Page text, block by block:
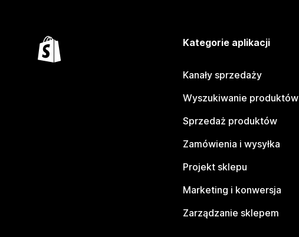
Kategorie aplikacji
Kanały sprzedaży
Wyszukiwanie produktów
Sprzedaż produktów
Zamówienia i wysyłka
Projekt sklepu
Marketing i konwersja
Zarządzanie sklepem